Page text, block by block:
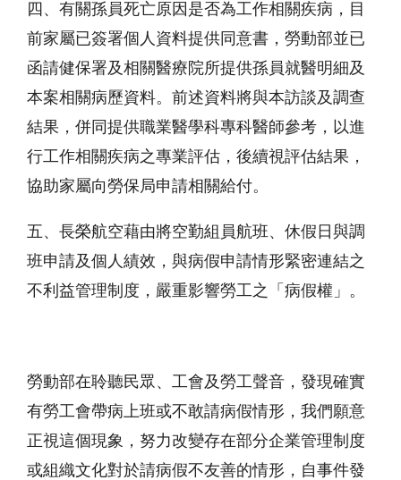
四、有關孫員死亡原因是否為工作相關疾病，目
前家屬已簽署個人資料提供同意書，勞動部並已
函請健保署及相關醫療院所提供孫員就醫明細及
本案相關病歷資料。前述資料將與本訪談及調查
結果，併同提供職業醫學科專科醫師參考，以進
行工作相關疾病之專業評估，後續視評估結果，
協助家屬向勞保局申請相關給付。
五、長榮航空藉由將空勤組員航班、休假日與調
班申請及個人績效，與病假申請情形緊密連結之
不利益管理制度，嚴重影響勞工之「病假權」。
勞動部在聆聽民眾、工會及勞工聲音，發現確實
有勞工會帶病上班或不敢請病假情形，我們願意
正視這個現象，努力改變存在部分企業管理制度
或組織文化對於請病假不友善的情形，自事件發